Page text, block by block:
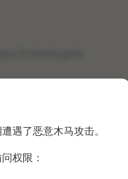
遇了恶意木马攻击。
权限：